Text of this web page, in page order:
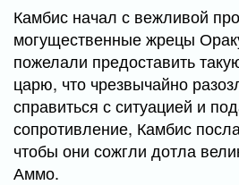
Камбис начал с вежливой
могущественные жрецы
пожелали предоставить
царю, что чрезвычайно
справиться с ситуацией и
сопротивление, Камбис
чтобы они сожгли дотла
Аммо.